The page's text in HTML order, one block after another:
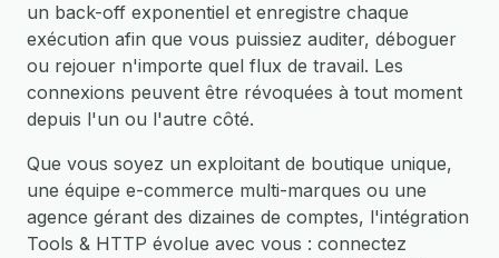
un back-off exponentiel et enregistre chaque
exécution afin que vous puissiez auditer, déboguer
ou rejouer n'importe quel flux de travail. Les
connexions peuvent être révoquées à tout moment
depuis l'un ou l'autre côté.
Que vous soyez un exploitant de boutique unique,
une équipe e-commerce multi-marques ou une
agence gérant des dizaines de comptes, l'intégration
Tools & HTTP évolue avec vous : connectez